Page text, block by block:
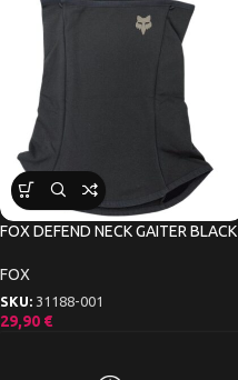
FOX DEFEND NECK GAITER BLACK
FOX
SKU: 31188-001
29,90 €